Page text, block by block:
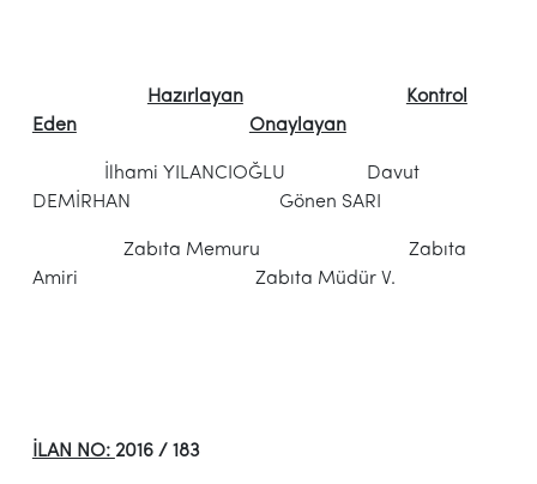
Hazırlayan
Kontrol
Eden
Onaylayan
İlhami YILANCIOĞLU Davut
DEMİRHAN Gönen SARI
Zabıta Memuru Zabıta
Amiri Zabıta Müdür V.
İLAN NO: 2016 / 183